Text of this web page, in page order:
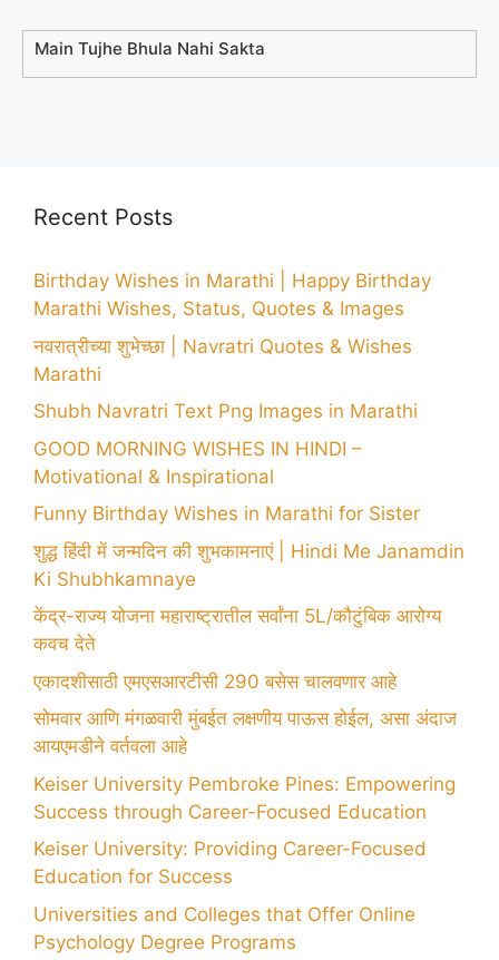
Main Tujhe Bhula Nahi Sakta
Recent Posts
Birthday Wishes in Marathi | Happy Birthday
Marathi Wishes, Status, Quotes & Images
नवरात्रीच्या शुभेच्छा | Navratri Quotes & Wishes
Marathi
Shubh Navratri Text Png Images in Marathi
GOOD MORNING WISHES IN HINDI –
Motivational & Inspirational
Funny Birthday Wishes in Marathi for Sister
शुद्ध हिंदी में जन्मदिन की शुभकामनाएं | Hindi Me Janamdin
Ki Shubhkamnaye
केंद्र-राज्य योजना महाराष्ट्रातील सर्वांना 5L/कौटुंबिक आरोग्य
कवच देते
एकादशीसाठी एमएसआरटीसी 290 बसेस चालवणार आहे
सोमवार आणि मंगळवारी मुंबईत लक्षणीय पाऊस होईल, असा अंदाज
आयएमडीने वर्तवला आहे
Keiser University Pembroke Pines: Empowering
Success through Career-Focused Education
Keiser University: Providing Career-Focused
Education for Success
Universities and Colleges that Offer Online
Psychology Degree Programs